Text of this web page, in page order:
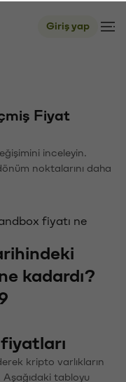
Giriş yap
Fiyat
inceleyin.
noktalarını daha
fiyatı ne
kadardı?
kripto varlıkların
Aşağıdaki tabloyu